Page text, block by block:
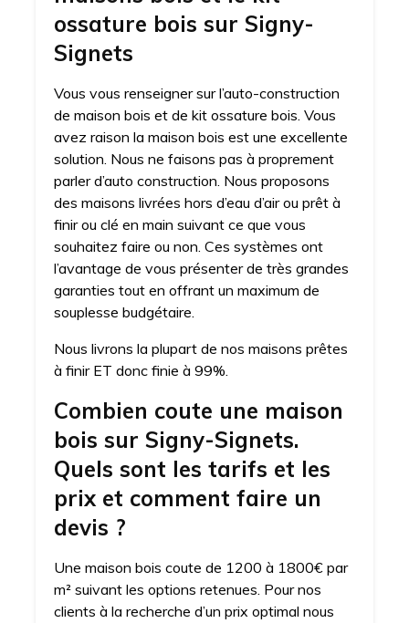
ossature bois sur Signy-
Signets
Vous vous renseigner sur l’auto-construction
de maison bois et de kit ossature bois. Vous
avez raison la maison bois est une excellente
solution. Nous ne faisons pas à proprement
parler d’auto construction. Nous proposons
des maisons livrées hors d’eau d’air ou prêt à
finir ou clé en main suivant ce que vous
souhaitez faire ou non. Ces systèmes ont
l’avantage de vous présenter de très grandes
garanties tout en offrant un maximum de
souplesse budgétaire.
Nous livrons la plupart de nos maisons prêtes
à finir ET donc finie à 99%.
Combien coute une maison
bois sur Signy-Signets.
Quels sont les tarifs et les
prix et comment faire un
devis ?
Une maison bois coute de 1200 à 1800€ par
m² suivant les options retenues. Pour nos
clients à la recherche d’un prix optimal nous